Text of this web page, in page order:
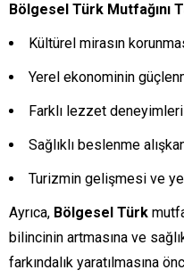
Bölgesel Türk Mutfağını
Kültürel mirasın
Yerel ekonominin
Farklı lezzet
Sağlıklı beslenme
Turizmin gelişmesi ve
Ayrıca, Bölgesel Türk
bilincinin artmasına ve
farkındalık yaratılmasına